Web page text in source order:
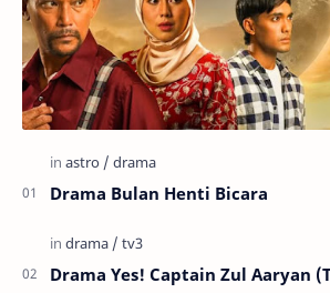
Drama Bulan Henti Bicara
Drama Yes! Captain Zul Aaryan